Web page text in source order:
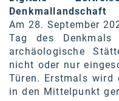
VELUX
vivo
WALTER GROUP
WEB Windenergie AG
Denkmallandschaft
Am 28. September
Tag des Denkmals
archäologische
nicht oder nur
Türen. Erstmals wird
in den Mittelpunkt